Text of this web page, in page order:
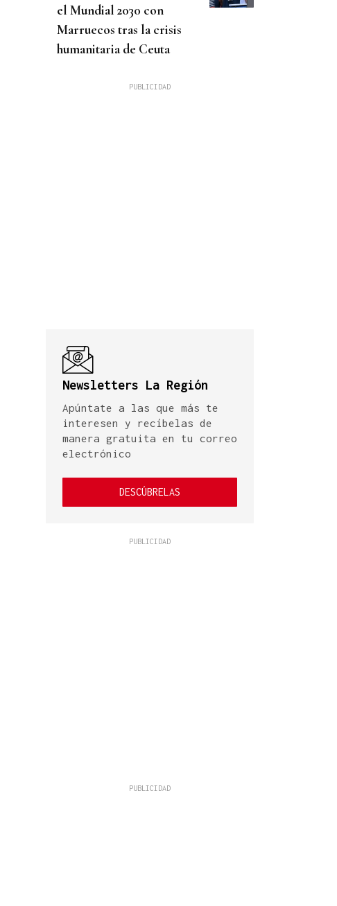
el Mundial 2030 con
Marruecos tras la crisis
humanitaria de Ceuta
Newsletters La Región
Apúntate a las que más te
interesen y recíbelas de
manera gratuita en tu correo
electrónico
DESCÚBRELAS